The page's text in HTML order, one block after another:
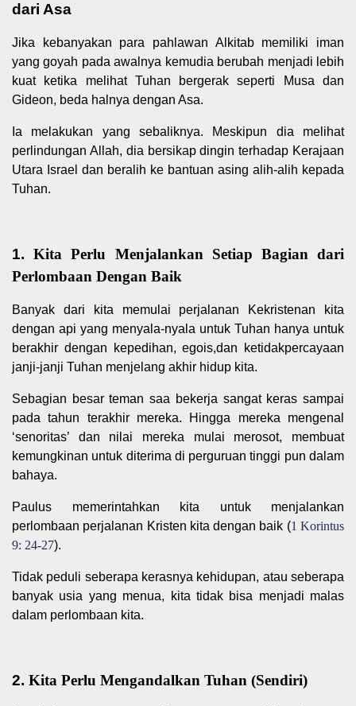
dari Asa
Jika kebanyakan para pahlawan Alkitab memiliki iman
yang goyah pada awalnya kemudia berubah menjadi lebih
kuat ketika melihat Tuhan bergerak seperti Musa dan
Gideon, beda halnya dengan Asa.
Ia melakukan yang sebaliknya. Meskipun dia melihat
perlindungan Allah, dia bersikap dingin terhadap Kerajaan
Utara Israel dan beralih ke bantuan asing alih-alih kepada
Tuhan.
1. Kita Perlu Menjalankan Setiap Bagian dari
Perlombaan Dengan Baik
Banyak dari kita memulai perjalanan Kekristenan kita
dengan api yang menyala-nyala untuk Tuhan hanya untuk
berakhir dengan kepedihan, egois,dan ketidakpercayaan
janji-janji Tuhan menjelang akhir hidup kita.
Sebagian besar teman saa bekerja sangat keras sampai
pada tahun terakhir mereka. Hingga mereka mengenal
‘senoritas’ dan nilai mereka mulai merosot, membuat
kemungkinan untuk diterima di perguruan tinggi pun dalam
bahaya.
Paulus memerintahkan kita untuk menjalankan
perlombaan perjalanan Kristen kita dengan baik (1 Korintus
9: 24-27).
Tidak peduli seberapa kerasnya kehidupan, atau seberapa
banyak usia yang menua, kita tidak bisa menjadi malas
dalam perlombaan kita.
2. Kita Perlu Mengandalkan Tuhan (Sendiri)